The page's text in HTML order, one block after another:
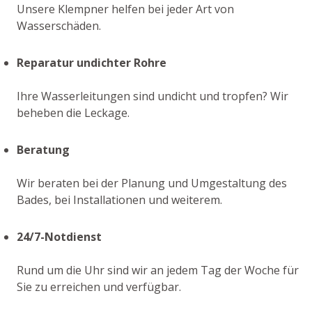
Unsere Klempner helfen bei jeder Art von
Wasserschäden.
Reparatur undichter Rohre
Ihre Wasserleitungen sind undicht und tropfen? Wir
beheben die Leckage.
Beratung
Wir beraten bei der Planung und Umgestaltung des
Bades, bei Installationen und weiterem.
24/7-Notdienst
Rund um die Uhr sind wir an jedem Tag der Woche für
Sie zu erreichen und verfügbar.